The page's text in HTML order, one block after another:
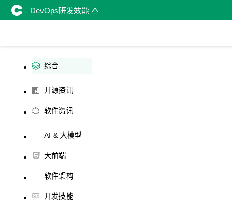
DevOps研发效能
综合
开源资讯
软件资讯
AI & 大模型
大前端
软件架构
开发技能